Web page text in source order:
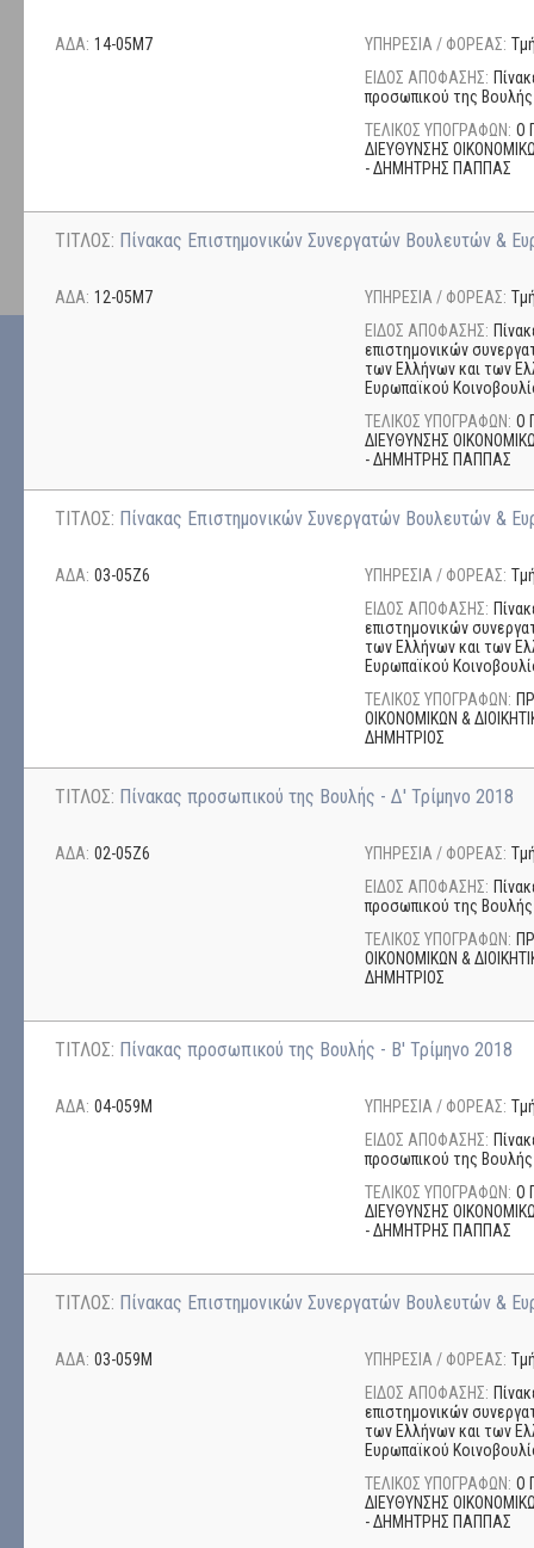
ΑΔΑ: 14-05Μ7 ΥΠΗΡΕΣΙΑ / ΦΟΡΕΑΣ:
ΕΙΔΟΣ ΑΠΟΦΑΣΗΣ:
προσωπικού της Βουλής
ΤΕΛΙΚΟΣ ΥΠΟΓΡΑΦΩΝ: Ο
ΔΙΕΥΘΥΝΣΗΣ
- ΔΗΜΗΤΡΗΣ ΠΑΠΠΑΣ
ΤΙΤΛΟΣ: Πίνακας Επιστημονικών Συνεργατών Βουλευτών &
ΑΔΑ: 12-05Μ7 ΥΠΗΡΕΣΙΑ / ΦΟΡΕΑΣ:
ΕΙΔΟΣ ΑΠΟΦΑΣΗΣ:
επιστημονικών
των Ελλήνων και των
Ευρωπαϊκού
ΤΕΛΙΚΟΣ ΥΠΟΓΡΑΦΩΝ: Ο
ΔΙΕΥΘΥΝΣΗΣ
- ΔΗΜΗΤΡΗΣ ΠΑΠΠΑΣ
ΤΙΤΛΟΣ: Πίνακας Επιστημονικών Συνεργατών Βουλευτών &
ΑΔΑ: 03-05Ζ6 ΥΠΗΡΕΣΙΑ / ΦΟΡΕΑΣ:
ΕΙΔΟΣ ΑΠΟΦΑΣΗΣ:
επιστημονικών
των Ελλήνων και των
Ευρωπαϊκού
ΤΕΛΙΚΟΣ ΥΠΟΓΡΑΦΩΝ:
ΟΙΚΟΝΟΜΙΚΩΝ &
ΔΗΜΗΤΡΙΟΣ
ΤΙΤΛΟΣ: Πίνακας προσωπικού της Βουλής - Δ' Τρίμηνο 2018
ΑΔΑ: 02-05Ζ6 ΥΠΗΡΕΣΙΑ / ΦΟΡΕΑΣ:
ΕΙΔΟΣ ΑΠΟΦΑΣΗΣ:
προσωπικού της Βουλής
ΤΕΛΙΚΟΣ ΥΠΟΓΡΑΦΩΝ:
ΟΙΚΟΝΟΜΙΚΩΝ &
ΔΗΜΗΤΡΙΟΣ
ΤΙΤΛΟΣ: Πίνακας προσωπικού της Βουλής - Β' Τρίμηνο 2018
ΑΔΑ: 04-059Μ ΥΠΗΡΕΣΙΑ / ΦΟΡΕΑΣ:
ΕΙΔΟΣ ΑΠΟΦΑΣΗΣ:
προσωπικού της Βουλής
ΤΕΛΙΚΟΣ ΥΠΟΓΡΑΦΩΝ: Ο
ΔΙΕΥΘΥΝΣΗΣ
- ΔΗΜΗΤΡΗΣ ΠΑΠΠΑΣ
ΤΙΤΛΟΣ: Πίνακας Επιστημονικών Συνεργατών Βουλευτών &
ΑΔΑ: 03-059Μ ΥΠΗΡΕΣΙΑ / ΦΟΡΕΑΣ:
ΕΙΔΟΣ ΑΠΟΦΑΣΗΣ:
επιστημονικών
των Ελλήνων και των
Ευρωπαϊκού
ΤΕΛΙΚΟΣ ΥΠΟΓΡΑΦΩΝ: Ο
ΔΙΕΥΘΥΝΣΗΣ
- ΔΗΜΗΤΡΗΣ ΠΑΠΠΑΣ